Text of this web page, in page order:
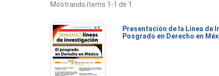
Mostrando ítems 1-1 de 1
Presentación de la Línea de
Posgrado en Derecho en